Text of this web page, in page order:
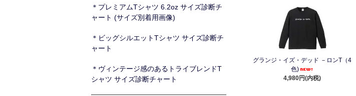
グランジ・イズ・デッド －ロンT（4
色)
4,980円(内税)
＊プレミアムTシャツ 6.2oz サイズ診断チ
ャート (サイズ別着用画像)
＊ビッグシルエットTシャツ サイズ診断チ
ャート
＊ヴィンテージ感のあるトライブレンドT
シャツ サイズ診断チャート